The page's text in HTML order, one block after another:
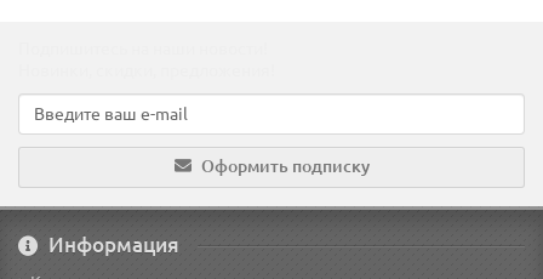
Оформить подписку
Информация